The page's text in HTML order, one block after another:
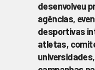
desenvolveu
agências,
desportivas
atletas,